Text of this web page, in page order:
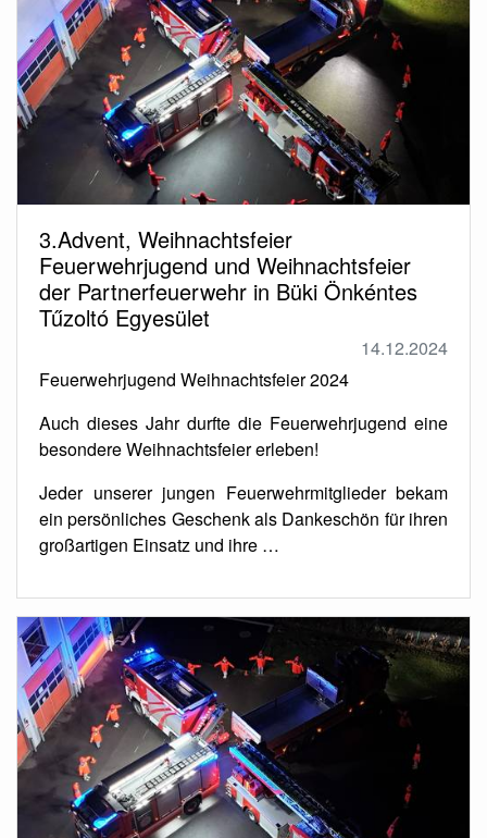
3.Advent, Weihnachtsfeier
Feuerwehrjugend und Weihnachtsfeier
der Partnerfeuerwehr in Büki Önkéntes
Tűzoltó Egyesület
14.12.2024
Feuerwehrjugend Weihnachtsfeier 2024
Auch dieses Jahr durfte die Feuerwehrjugend eine
besondere Weihnachtsfeier erleben!
Jeder unserer jungen Feuerwehrmitglieder bekam
ein persönliches Geschenk als Dankeschön für ihren
großartigen Einsatz und ihre …